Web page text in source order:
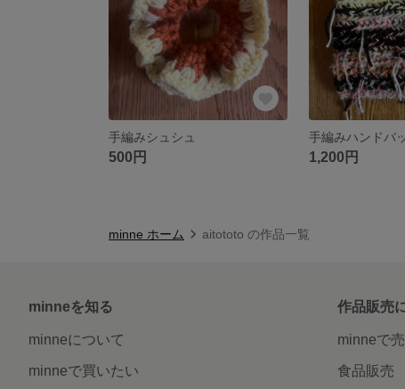
手編みシュシュ
500円
手編みハンドバ
1,200円
minne ホーム aitototo の作品一覧
minneを知る
minneについて
minneで買いたい
作品販売
minneで
食品販売